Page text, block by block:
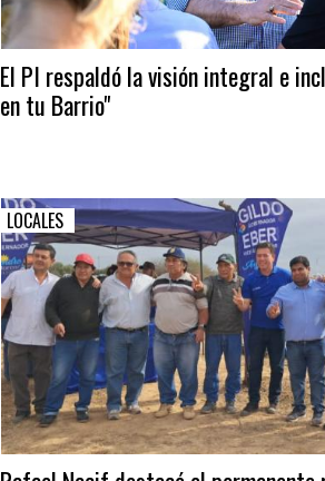
El PI respaldó la visión integral e
en tu Barrio"
LOCALES